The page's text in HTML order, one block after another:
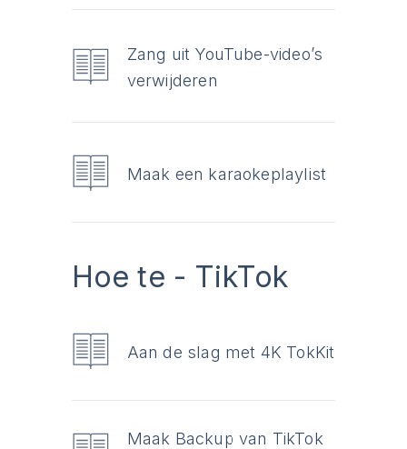
Zang uit YouTube-video’s
verwijderen
Maak een karaokeplaylist
Hoe te - TikTok
Aan de slag met 4K TokKit
Maak Backup van TikTok